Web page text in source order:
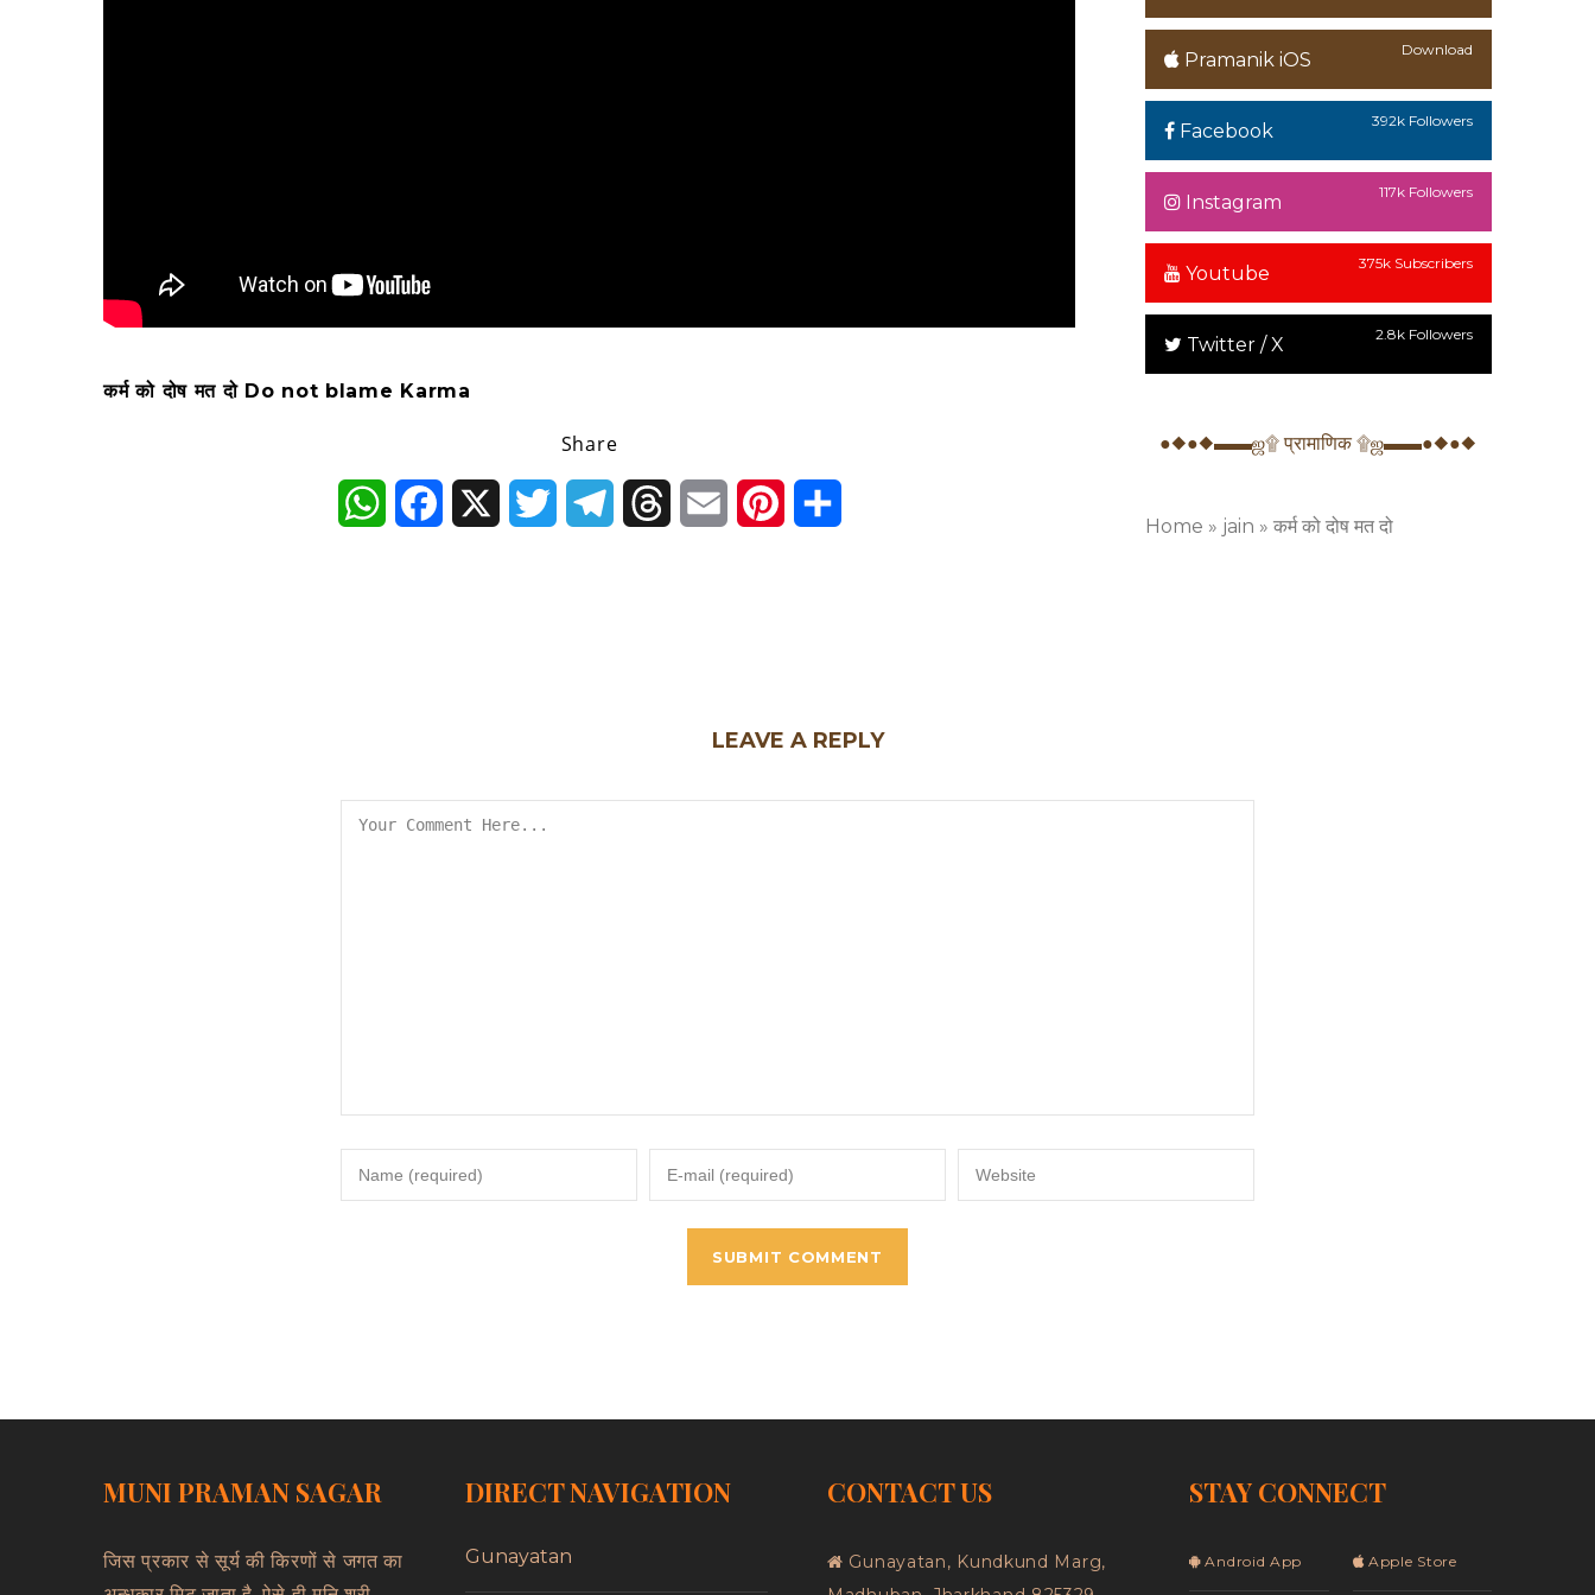
कर्म को दोष मत दो Do not blame Karma
Share
WhatsAppFacebook Twitter TelegramThreadsEmail Pinterest
Pramanik iOS Download
Facebook 392k Followers
Instagram 117k Followers
Youtube 375k Subscribers
Twitter / X 2.8k Followers
●◆●◆▬▬ஜ۩ प्रामाणिक ۩ஜ▬▬●◆●◆
Home » jain » कर्म को दोष मत दो
LEAVE A REPLY
MUNI PRAMAN SAGAR
जिस प्रकार से सूर्य की किरणों से जगत का
DIRECT NAVIGATION
Gunayatan
CONTACT US
Gunayatan, Kundkund Marg,
STAY CONNECT
Android App Apple Store